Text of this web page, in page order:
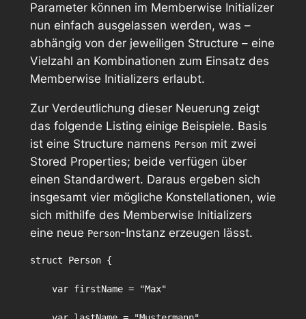
Parameter können im Memberwise Initializer
nun einfach ausgelassen werden, was –
abhängig von der jeweiligen Structure – eine
Vielzahl an Kombinationen zum Einsatz des
Memberwise Initializers erlaubt.
Zur Verdeutlichung dieser Neuerung zeigt
das folgende Listing einige Beispiele. Basis
ist eine Structure namens Personmit zwei
Stored Properties; beide verfügen über
einen Standardwert. Daraus ergeben sich
insgesamt vier mögliche Konstellationen, wie
sich mithilfe des Memberwise Initializers
eine neue Person-Instanz erzeugen lässt.
struct Person {